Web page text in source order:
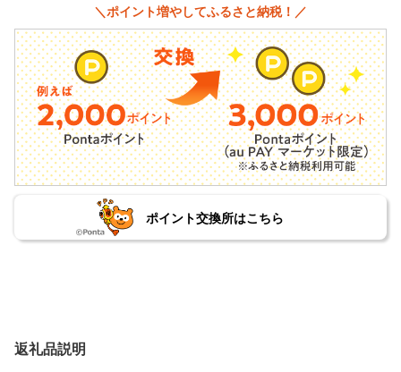
＼ポイント増やしてふるさと納税！／
ポイント交換所はこちら
返礼品説明